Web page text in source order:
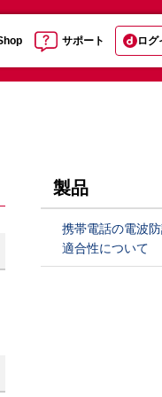
サポート ログ
製品
携帯電話の電波
適合性について